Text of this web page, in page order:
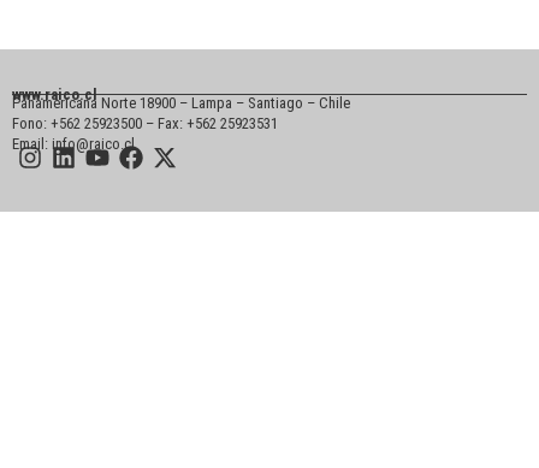
www.raico.cl
Panamericana Norte 18900 – Lampa – Santiago – Chile
Fono: +562 25923500 – Fax: +562 25923531
Email: info@raico.cl